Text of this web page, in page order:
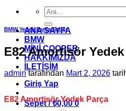
Ara:
ANA SAYFA
BMW
MİNİ COOPER
HAKKIMIZDA
İLETİŞİM
Giriş Yap
Sepet /₺0,00 0
BMW Yedek Parça Satışı
E82 Amortisör
admintarafından Mart 2, 2026
E82 Amortisör Yedek Parça